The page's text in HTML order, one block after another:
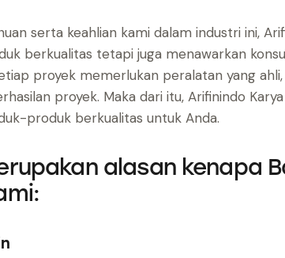
serta keahlian kami dalam industri ini,
berkualitas tetapi juga menawarkan
proyek memerlukan peralatan yang
proyek. Maka dari itu, Arifinindo
produk berkualitas untuk Anda.
alasan kenapa